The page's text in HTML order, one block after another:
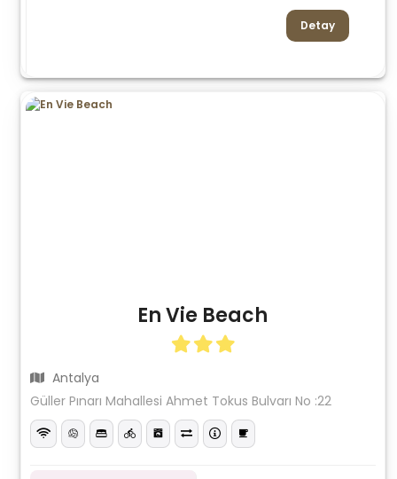
Detay
En Vie Beach
Antalya
Güller Pınarı Mahallesi Ahmet Tokus Bulvarı No :22